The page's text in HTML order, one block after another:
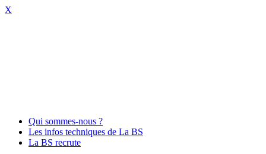
X
Qui sommes-nous ?
Les infos techniques de La BS
La BS recrute